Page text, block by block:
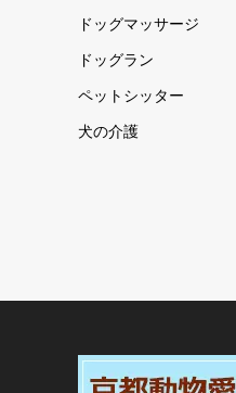
ドッグマッサージ
ドッグラン
ペットシッター
犬の介護